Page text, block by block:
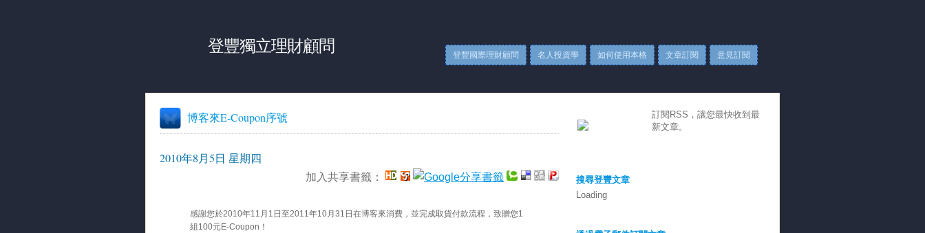
登豐國際理財顧問 名人投資學 如何使用本格 文章訂閱 意見訂閱
登豐獨立理財顧問
博客來E-Coupon序號
2010年8月5日 星期四
加入共享書籤：
感謝您於2010年11 月 1 日至2011年10月 31 日在博客來消費，並完成取貨付款流程，致贈您1
組 100元E-Coupon ！
訂閱RSS，讓您最快收到最
新文章。
搜尋登豐文章
Loading